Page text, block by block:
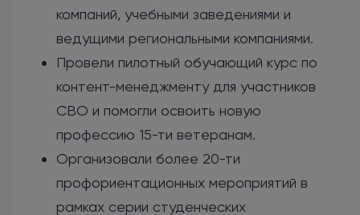
компаний, учебными заведениями и
ведущими региональными компаниями.
Провели пилотный обучающий курс по
контент-менеджменту для участников
СВО и помогли освоить новую
профессию 15-ти ветеранам.
Организовали более 20-ти
профориентационных мероприятий в
рамках серии студенческих